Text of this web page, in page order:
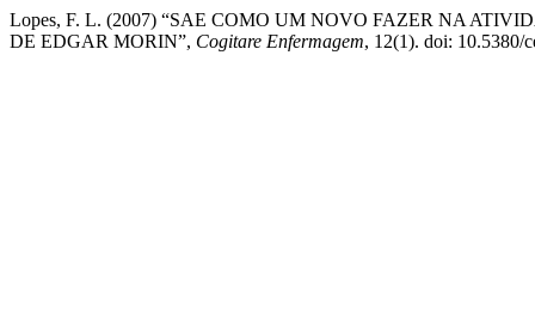
Lopes, F. L. (2007) “SAE COMO UM NOVO FAZER NA
DE EDGAR MORIN”, Cogitare Enfermagem, 12(1). doi: 10.5380/